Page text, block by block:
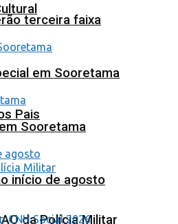
Pais
da Polícia Militar
terceira faixa
em Sooretama
Sooretama
início de agosto